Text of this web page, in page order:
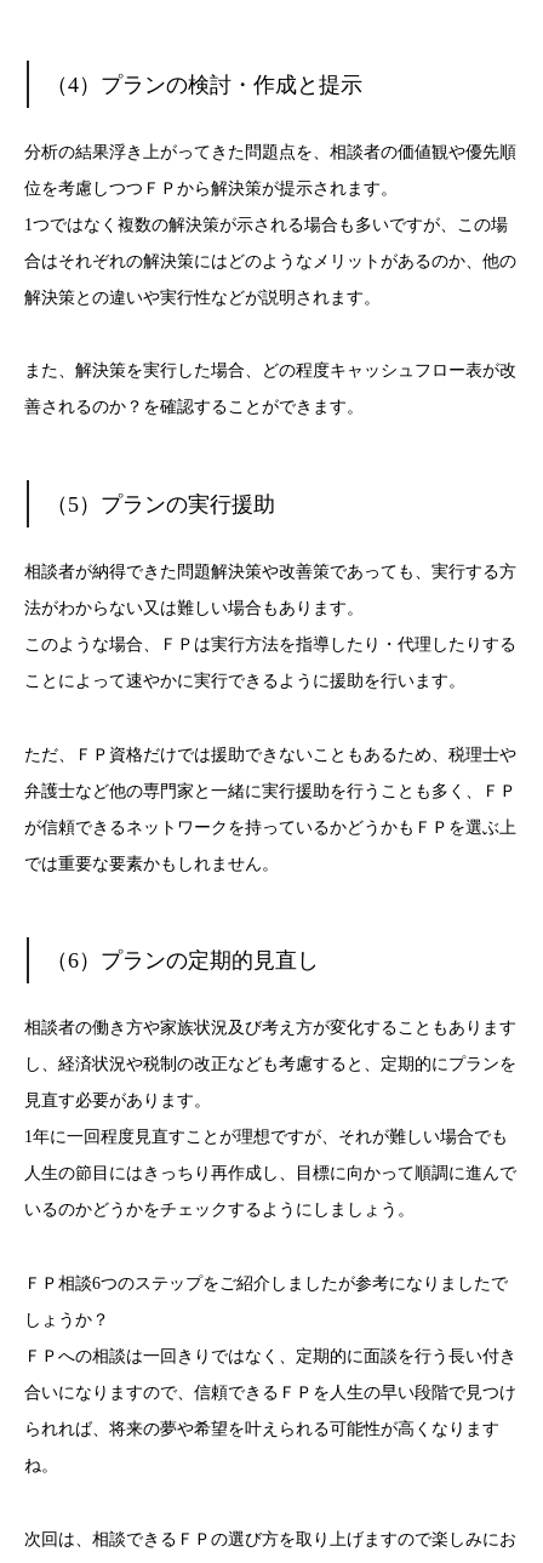
（4）プランの検討・作成と提示
分析の結果浮き上がってきた問題点を、相談者の価値観や優先順
位を考慮しつつＦＰから解決策が提示されます。
1つではなく複数の解決策が示される場合も多いですが、この場
合はそれぞれの解決策にはどのようなメリットがあるのか、他の
解決策との違いや実行性などが説明されます。
また、解決策を実行した場合、どの程度キャッシュフロー表が改
善されるのか？を確認することができます。
（5）プランの実行援助
相談者が納得できた問題解決策や改善策であっても、実行する方
法がわからない又は難しい場合もあります。
このような場合、ＦＰは実行方法を指導したり・代理したりする
ことによって速やかに実行できるように援助を行います。
ただ、ＦＰ資格だけでは援助できないこともあるため、税理士や
弁護士など他の専門家と一緒に実行援助を行うことも多く、ＦＰ
が信頼できるネットワークを持っているかどうかもＦＰを選ぶ上
では重要な要素かもしれません。
（6）プランの定期的見直し
相談者の働き方や家族状況及び考え方が変化することもあります
し、経済状況や税制の改正なども考慮すると、定期的にプランを
見直す必要があります。
1年に一回程度見直すことが理想ですが、それが難しい場合でも
人生の節目にはきっちり再作成し、目標に向かって順調に進んで
いるのかどうかをチェックするようにしましょう。
ＦＰ相談6つのステップをご紹介しましたが参考になりましたで
しょうか？
ＦＰへの相談は一回きりではなく、定期的に面談を行う長い付き
合いになりますので、信頼できるＦＰを人生の早い段階で見つけ
られれば、将来の夢や希望を叶えられる可能性が高くなります
ね。
次回は、相談できるＦＰの選び方を取り上げますので楽しみにお